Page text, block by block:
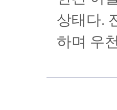
상태다.
하며 우